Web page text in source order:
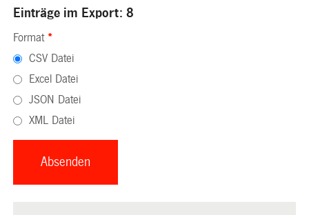
Einträge im Export: 8
Format *
CSV Datei
Excel Datei
JSON Datei
XML Datei